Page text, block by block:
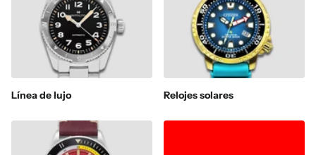
Línea de lujo Relojes solares